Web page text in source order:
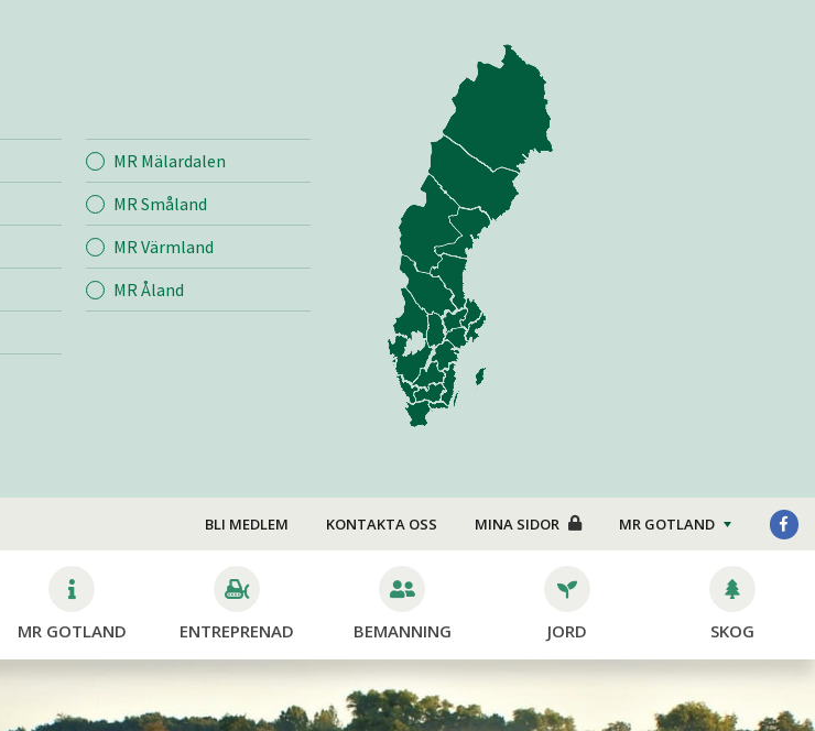
Entreprenad
Mina sidor
Snö & Sand
Bemanning
Bygg & Anläggning
Industri & Verkstad
Jord
Foder/strö
Stängsel
Skötsel
MR Mälardalen
MR Småland
MR Värmland
MR Åland
BLI MEDLEM KONTAKTA OSS MINA SIDOR MR GOTLAND
MR GOTLAND ENTREPRENAD BEMANNING JORD SKOG